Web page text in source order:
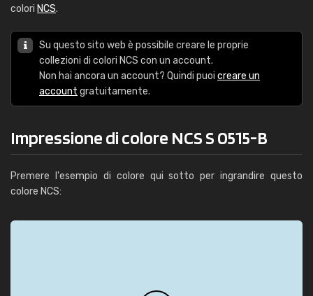
colori NCS.
Su questo sito web è possibile creare le proprie
collezioni di colori NCS con un account.
Non hai ancora un account? Quindi puoi creare un
account gratuitamente.
Impressione di colore NCS S 0515-B
Premere l'esempio di colore qui sotto per ingrandire questo
colore NCS: